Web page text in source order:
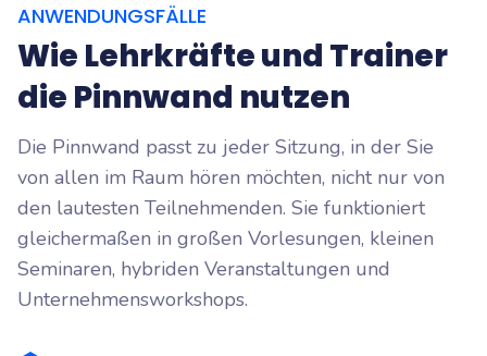
ANWENDUNGSFÄLLE
Wie Lehrkräfte und Trainer
die Pinnwand nutzen
Die Pinnwand passt zu jeder Sitzung, in der Sie
von allen im Raum hören möchten, nicht nur von
den lautesten Teilnehmenden. Sie funktioniert
gleichermaßen in großen Vorlesungen, kleinen
Seminaren, hybriden Veranstaltungen und
Unternehmensworkshops.